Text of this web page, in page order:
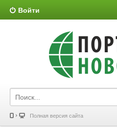
Войти
Полная версия сайта